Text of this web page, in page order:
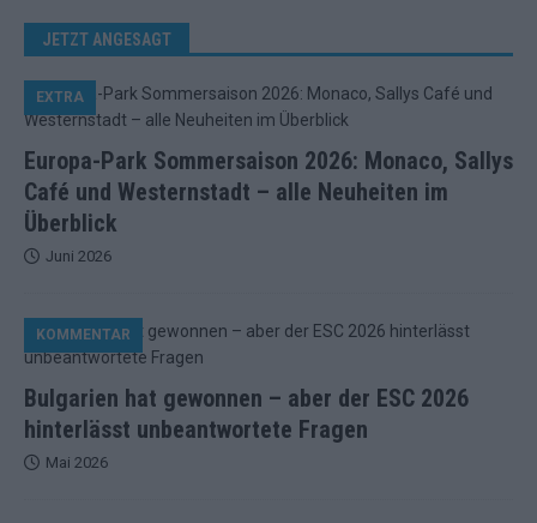
JETZT ANGESAGT
Europa-Park Sommersaison 2026: Monaco, Sallys
Café und Westernstadt – alle Neuheiten im
Überblick
EXTRA
Juni 2026
Bulgarien hat gewonnen – aber der ESC 2026
hinterlässt unbeantwortete Fragen
KOMMENTAR
Mai 2026